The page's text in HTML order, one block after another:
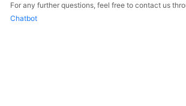
Reference
For any further questions, feel free to contact us
Chatbot